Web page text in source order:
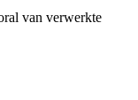
van verwerkte